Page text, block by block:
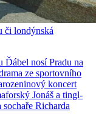
či londýnská
nosí Pradu na
ze sportovního
koncert
Jonáš a tingl-
Richarda